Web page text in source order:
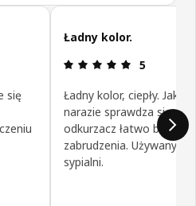
5 gwiazdki.
się
Ładny kolor.
Opinia: 5
5
Ładny kolor, ciepły.
narazie sprawdza się
odkurzacz łatwo biera z
zabrudzenia. Używany w
sypialni.